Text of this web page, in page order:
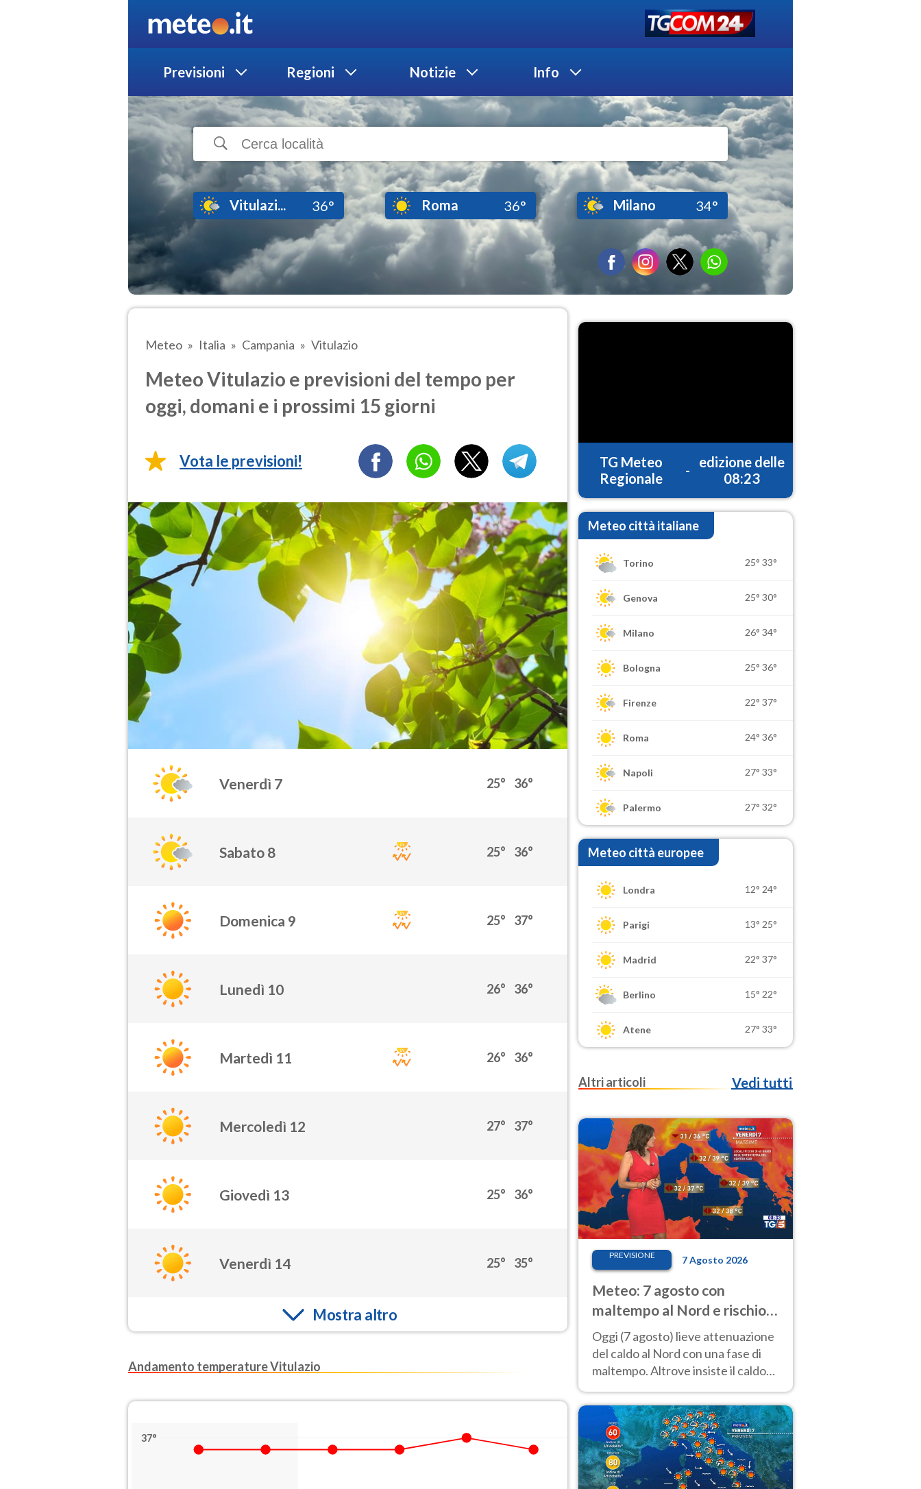
Previsioni Regioni Notizie Info
Vitulazi... 36° Roma 36° Milano 34°
Meteo Italia Campania Vitulazio
Meteo Vitulazio e previsioni del tempo per
oggi, domani e i prossimi 15 giorni
Vota le previsioni!
Venerdì 7 25° 36°
Sabato 8 25° 36°
Domenica 9 25° 37°
Lunedì 10 26° 36°
Martedì 11 26° 36°
Mercoledì 12 27° 37°
Giovedì 13 25° 36°
Venerdì 14 25° 35°
Mostra altro
Andamento temperature Vitulazio
37°
TG Meteo
Regionale
-
edizione delle
08:23
Meteo città italiane
Torino 25° 33°
Genova 25° 30°
Milano 26° 34°
Bologna 25° 36°
Firenze 22° 37°
Roma 24° 36°
Napoli 27° 33°
Palermo 27° 32°
Meteo città europee
Londra 12° 24°
Parigi 13° 25°
Madrid 22° 37°
Berlino 15° 22°
Atene 27° 33°
Altri articoli Vedi tutti
PREVISIONE 7 Agosto 2026
Meteo: 7 agosto con
maltempo al Nord e rischio
nubifragi. Altrove caldo
estremo
Oggi (7 agosto) lieve attenuazione
del caldo al Nord con una fase di
maltempo. Altrove insiste il caldo
previsioni